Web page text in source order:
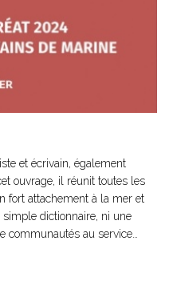
et écrivain, également
ouvrage, il réunit toutes les
fort attachement à la mer et
simple dictionnaire, ni une
communautés au service…